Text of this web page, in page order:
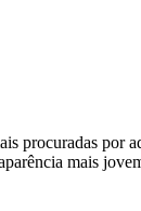
por
mais